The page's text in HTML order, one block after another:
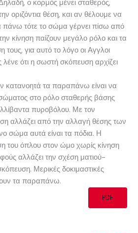
ο κορμός μένει σταθερός,
οριζόντια θέση, και αν θέλουμε να
τότε το σώμα γέρνει πίσω από
κίνηση παίζουν μεγάλο ρόλο και τα
τους, για αυτό το λόγο οι Αγγλοι
ότι η σωστή σκόπευση αρχίζει
κατανοητά τα παραπάνω είναι να
στο ρόλο σταθερής βάσης
πυροβόλου. Με τον
αλλάζει από την αλλαγή θέσης των
σώμα αυτά είναι τα πόδια. Η
του όπλου στον ώμο χωρίς κίνηση
αλλάζει την σχέση ματιού-
Μερικές δοκιμαστικές
τα παραπάνω.
PDF